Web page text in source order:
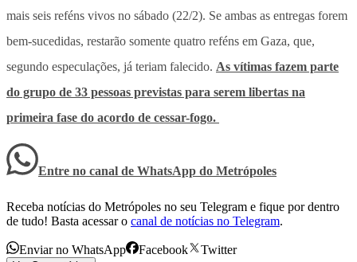
mais seis reféns vivos no sábado (22/2). Se ambas as entregas forem
bem-sucedidas, restarão somente quatro reféns em Gaza, que,
segundo especulações, já teriam falecido. As vítimas fazem parte
do grupo de 33 pessoas previstas para serem libertas na
primeira fase do acordo de cessar-fogo.
Entre no canal de WhatsApp do Metrópoles
Receba notícias do Metrópoles no seu Telegram e fique por dentro
de tudo! Basta acessar o canal de notícias no Telegram.
Enviar no WhatsApp Facebook Twitter